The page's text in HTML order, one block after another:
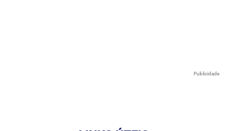
Publicidade